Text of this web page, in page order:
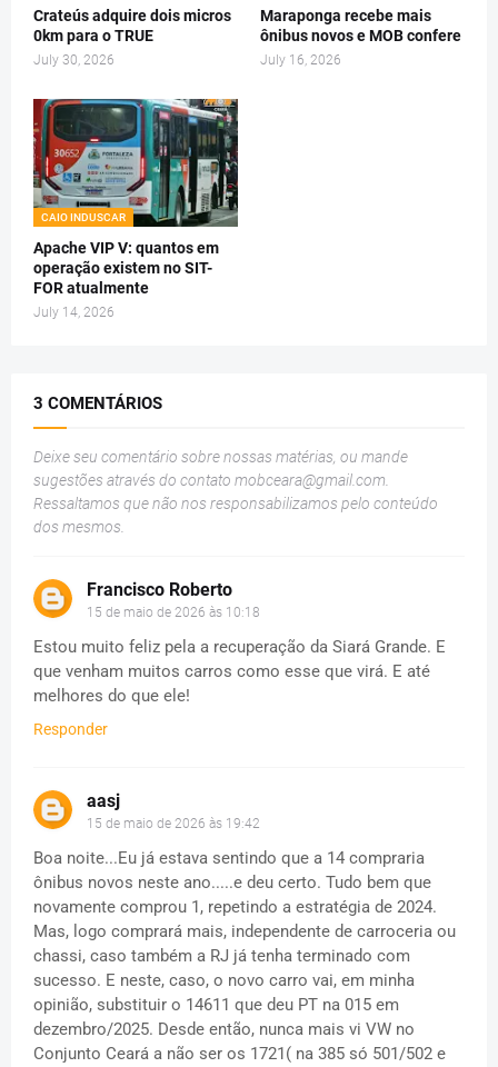
Crateús adquire dois micros
0km para o TRUE
July 30, 2026
Maraponga recebe mais
ônibus novos e MOB confere
July 16, 2026
CAIO INDUSCAR
Apache VIP V: quantos em
operação existem no SIT-
FOR atualmente
July 14, 2026
3 COMENTÁRIOS
Deixe seu comentário sobre nossas matérias, ou mande
sugestões através do contato mobceara@gmail.com.
Ressaltamos que não nos responsabilizamos pelo conteúdo
dos mesmos.
Francisco Roberto
15 de maio de 2026 às 10:18
Estou muito feliz pela a recuperação da Siará Grande. E
que venham muitos carros como esse que virá. E até
melhores do que ele!
Responder
aasj
15 de maio de 2026 às 19:42
Boa noite...Eu já estava sentindo que a 14 compraria
ônibus novos neste ano.....e deu certo. Tudo bem que
novamente comprou 1, repetindo a estratégia de 2024.
Mas, logo comprará mais, independente de carroceria ou
chassi, caso também a RJ já tenha terminado com
sucesso. E neste, caso, o novo carro vai, em minha
opinião, substituir o 14611 que deu PT na 015 em
dezembro/2025. Desde então, nunca mais vi VW no
Conjunto Ceará a não ser os 1721( na 385 só 501/502 e